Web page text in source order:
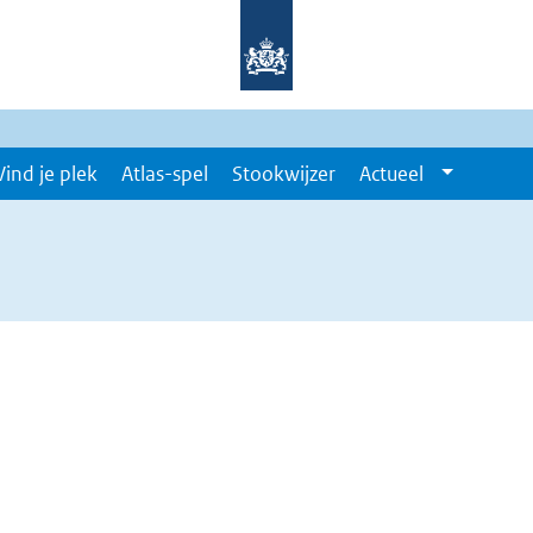
je plek Atlas-spel Stookwijzer Actueel